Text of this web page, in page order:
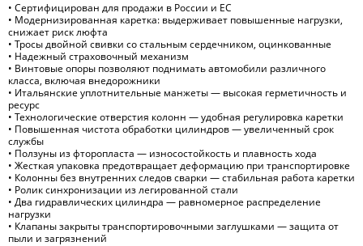
• Сертифицирован для продажи в России и ЕС
• Модернизированная каретка: выдерживает повышенные нагрузки,
снижает риск люфта
• Тросы двойной свивки со стальным сердечником, оцинкованные
• Надежный страховочный механизм
• Винтовые опоры позволяют поднимать автомобили различного
класса, включая внедорожники
• Итальянские уплотнительные манжеты — высокая герметичность и
ресурс
• Технологические отверстия колонн — удобная регулировка каретки
• Повышенная чистота обработки цилиндров — увеличенный срок
службы
• Ползуны из фторопласта — износостойкость и плавность хода
• Жесткая упаковка предотвращает деформацию при транспортировке
• Колонны без внутренних следов сварки — стабильная работа каретки
• Ролик синхронизации из легированной стали
• Два гидравлических цилиндра — равномерное распределение
нагрузки
• Клапаны закрыты транспортировочными заглушками — защита от
пыли и загрязнений